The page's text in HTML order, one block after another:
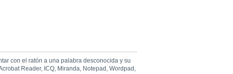
con el ratón a una palabra desconocida y su
Reader, ICQ, Miranda, Notepad, Wordpad,